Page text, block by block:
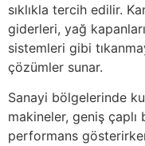
sıklıkla tercih edilir.
giderleri, yağ
sistemleri gibi
çözümler sunar.
Sanayi bölgelerinde
makineler, geniş
performans